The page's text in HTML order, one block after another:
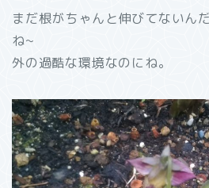
まだ根がちゃんと伸びてないん
ね~
外の過酷な環境なのにね。